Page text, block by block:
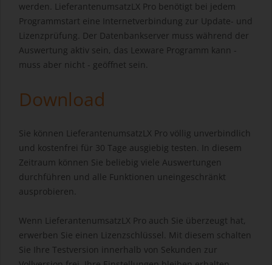
werden. LieferantenumsatzLX Pro benötigt bei jedem
Programmstart eine Internetverbindung zur Update- und
Lizenzprüfung. Der Datenbankserver muss während der
Auswertung aktiv sein, das Lexware Programm kann -
muss aber nicht - geöffnet sein.
Download
Sie können LieferantenumsatzLX Pro völlig unverbindlich
und kostenfrei für 30 Tage ausgiebig testen. In diesem
Zeitraum können Sie beliebig viele Auswertungen
durchführen und alle Funktionen uneingeschränkt
ausprobieren.
Wenn LieferantenumsatzLX Pro auch Sie überzeugt hat,
erwerben Sie einen Lizenzschlüssel. Mit diesem schalten
Sie Ihre Testversion innerhalb von Sekunden zur